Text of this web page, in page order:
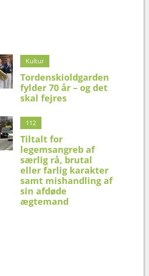
Kultur
Tordenskioldgarden
fylder 70 år – og det
skal fejres
112
Tiltalt for
legemsangreb af
særlig rå, brutal
eller farlig karakter
samt mishandling af
sin afdøde
ægtemand